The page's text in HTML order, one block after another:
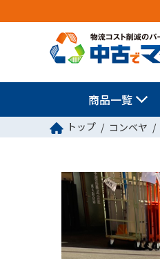
商品一覧
トップ コンベヤ